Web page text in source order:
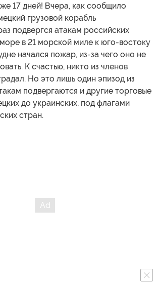
17 дней! Вчера, как сообщило
грузовой корабль
подвергся атакам российских
в 21 морской миле к юго-востоку
начался пожар, из-за чего оно не
К счастью, никто из членов
Но это лишь один эпизод из
подвергаются и другие торговые
до украинских, под флагами
стран.